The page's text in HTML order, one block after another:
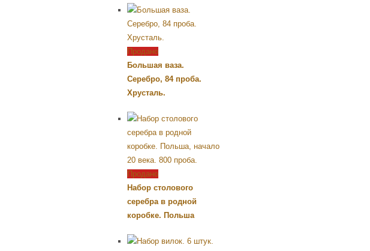
Продано
Большая ваза.
Серебро, 84 проба.
Хрусталь.
Продано
Набор столового
серебра в родной
коробке. Польша